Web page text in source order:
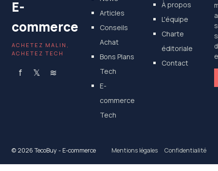
E-
commerce
ACHETEZ MALIN,
ACHETEZ TECH
f 𝕏 ≋
Articles
Conseils
Achat
Bons Plans
Tech
E-
commerce
Tech
À propos
L'équipe
Charte
éditoriale
Contact
© 2026 TecoBuy - E-commerce Mentions légales Confidentialité